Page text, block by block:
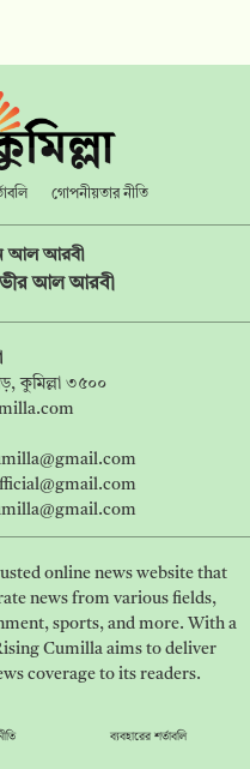
গোপনীয়তার নীতি
আল আরবী
আল আরবী
কুমিল্লা ৩৫০০
online news website that
news from various fields,
sports, and more. With a
Cumilla aims to deliver
coverage to its readers.
ব্যবহারের শর্তাবলি